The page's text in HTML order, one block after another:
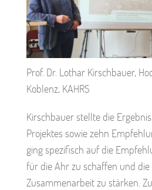
Prof. Dr. Lothar Kirschbauer,
Koblenz, KAHRS
Kirschbauer stellte die
Projektes sowie zehn
ging spezifisch auf die
für die Ahr zu schaffen und
Zusammenarbeit zu stärken.